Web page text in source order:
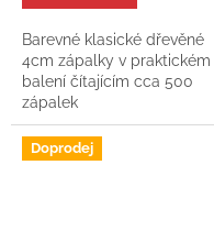
Barevné klasické dřevěné
4cm zápalky v praktickém
balení čítajícím cca 500
zápalek
Doprodej